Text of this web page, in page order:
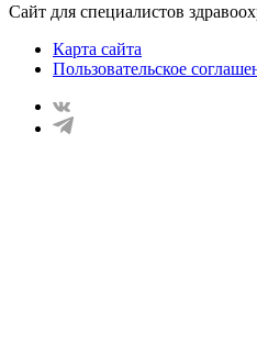
Сайт для специалистов
Карта сайта
Пользовательское